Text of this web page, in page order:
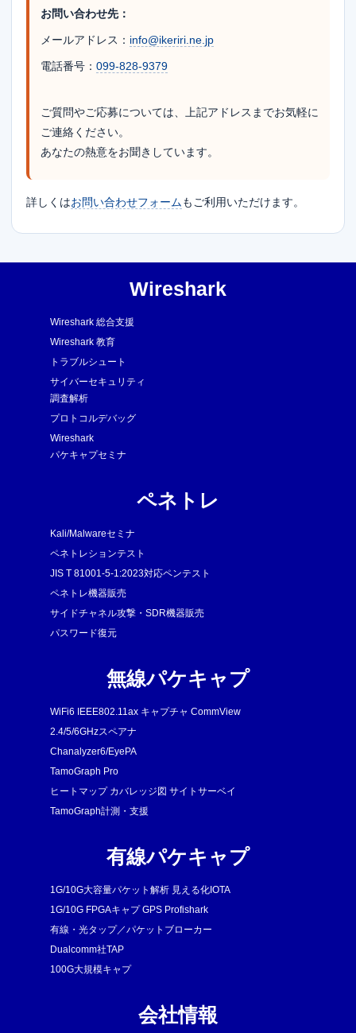
お問い合わせ先：
メールアドレス： info@ikeriri.ne.jp
電話番号： 099-828-9379
ご質問やご応募については、上記アドレスまでお気軽に
ご連絡ください。
あなたの熱意をお聞きしています。
詳しくはお問い合わせフォームもご利用いただけます。
Wireshark
Wireshark 総合支援
Wireshark 教育
トラブルシュート
サイバーセキュリティ
調査解析
プロトコルデバッグ
Wireshark
パケキャプセミナ
ペネトレ
Kali/Malwareセミナ
ペネトレションテスト
JIS T 81001-5-1:2023対応ペンテスト
ペネトレ機器販売
サイドチャネル攻撃・SDR機器販売
パスワード復元
無線パケキャプ
WiFi6 IEEE802.11ax キャプチャ CommView
2.4/5/6GHzスペアナ
Chanalyzer6/EyePA
TamoGraph Pro
ヒートマップ カバレッジ図 サイトサーベイ
TamoGraph計測・支援
有線パケキャプ
1G/10G大容量パケット解析 見える化IOTA
1G/10G FPGAキャプ GPS Profishark
有線・光タップ／パケットブローカー
Dualcomm社TAP
100G大規模キャプ
会社情報